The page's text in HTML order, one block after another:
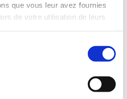
que vous leur avez fournies
de votre utilisation de leurs
plein
LOCATION